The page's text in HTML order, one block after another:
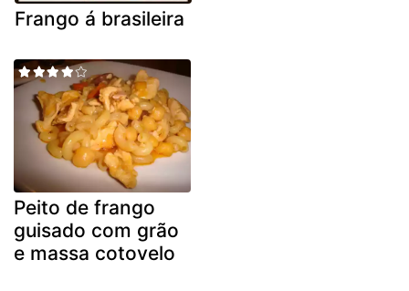
Frango á brasileira
Peito de frango
guisado com grão
e massa cotovelo